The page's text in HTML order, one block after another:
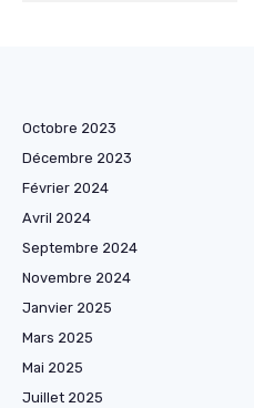
Octobre 2023
Décembre 2023
Février 2024
Avril 2024
Septembre 2024
Novembre 2024
Janvier 2025
Mars 2025
Mai 2025
Juillet 2025